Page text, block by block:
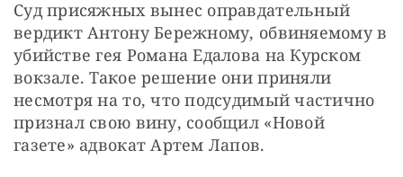
Суд присяжных вынес оправдательный
вердикт Антону Бережному, обвиняемому в
убийстве гея Романа Едалова на Курском
вокзале. Такое решение они приняли
несмотря на то, что подсудимый частично
признал свою вину, сообщил «Новой
газете» адвокат Артем Лапов.
Нажимая кнопку «Стать соучастником»,
я принимаю
и подтверждаю свое гражданство РФ
СТАТЬ СОУЧАСТНИКОМ
ПОДЕЛИТЬСЯ С ДРУЗЬЯМИ
Если у вас есть вопросы, пишите donate@novayagazeta.ru или
звоните: